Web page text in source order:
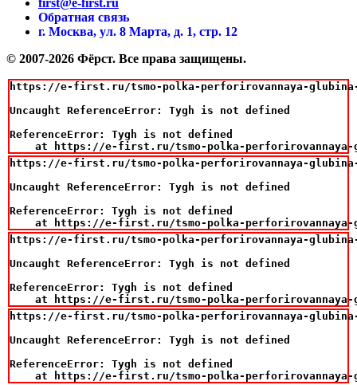
Обратная связь
г. Москва, ул. 8 Марта, д. 1, стр. 12
© 2007-2026 Фёрст. Все права защищены.
https://e-first.ru/tsmo-polka-perforirovannaya-glubina-
Uncaught ReferenceError: Tygh is not defined
ReferenceError: Tygh is not defined
at https://e-first.ru/tsmo-polka-
https://e-first.ru/tsmo-polka-perforirovannaya-glubina-
Uncaught ReferenceError: Tygh is not defined
ReferenceError: Tygh is not defined
at https://e-first.ru/tsmo-polka-
https://e-first.ru/tsmo-polka-perforirovannaya-glubina-
Uncaught ReferenceError: Tygh is not defined
ReferenceError: Tygh is not defined
at https://e-first.ru/tsmo-polka-
https://e-first.ru/tsmo-polka-perforirovannaya-glubina-
Uncaught ReferenceError: Tygh is not defined
ReferenceError: Tygh is not defined
at https://e-first.ru/tsmo-polka-